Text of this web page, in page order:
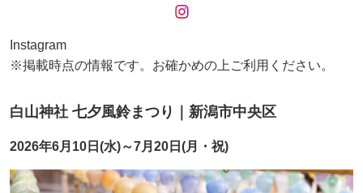
Instagram
※掲載時点の情報です。お確かめの上ご利用ください。
白山神社 七夕風鈴まつり｜新潟市中央区
2026年6月10日(水)～7月20日(月・祝)